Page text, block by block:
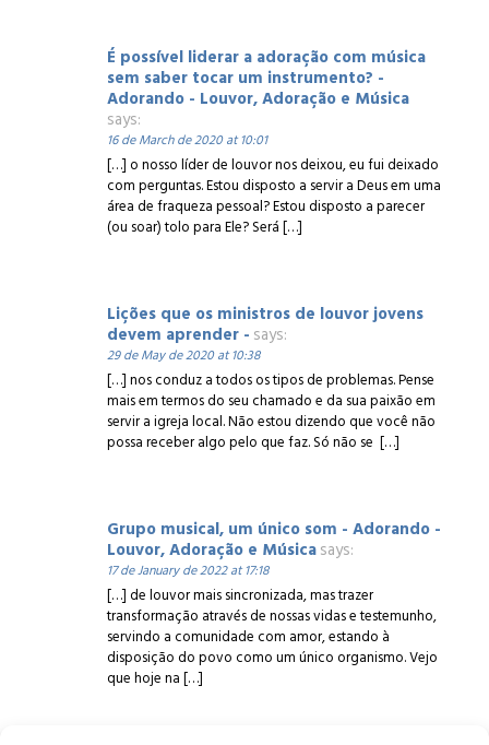
É possível liderar a adoração com música
sem saber tocar um instrumento? -
Adorando - Louvor, Adoração e Música
says:
16 de March de 2020 at 10:01
[…] o nosso líder de louvor nos deixou, eu fui deixado
com perguntas. Estou disposto a servir a Deus em uma
área de fraqueza pessoal? Estou disposto a parecer
(ou soar) tolo para Ele? Será […]
Lições que os ministros de louvor jovens
devem aprender - says:
29 de May de 2020 at 10:38
[…] nos conduz a todos os tipos de problemas. Pense
mais em termos do seu chamado e da sua paixão em
servir a igreja local. Não estou dizendo que você não
possa receber algo pelo que faz. Só não se […]
Grupo musical, um único som - Adorando -
Louvor, Adoração e Músicasays:
17 de January de 2022 at 17:18
[…] de louvor mais sincronizada, mas trazer
transformação através de nossas vidas e testemunho,
servindo a comunidade com amor, estando à
disposição do povo como um único organismo. Vejo
que hoje na […]